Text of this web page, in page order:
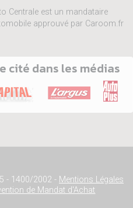
Centrale est un mandataire
approuvé par Caroom.fr
cité dans les médias
- 1400/2002 - Mentions Légales
de Mandat d'Achat